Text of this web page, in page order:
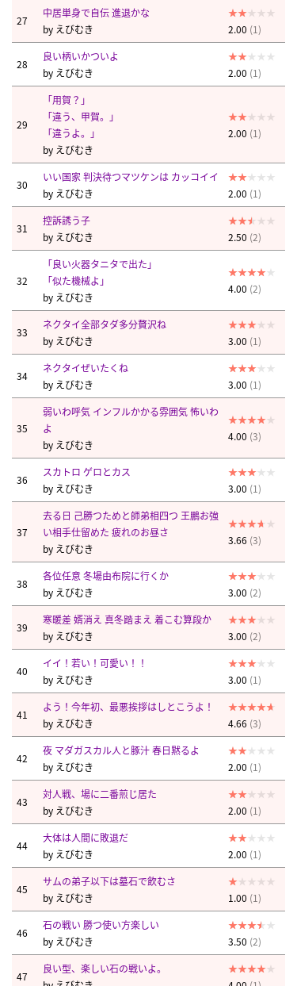
27
中居単身で自伝 進退かな
by えびむき 2.00 (1)
28
良い柄いかついよ
by えびむき 2.00 (1)
29
「用賀？」
「違う、甲賀。」
「違うよ。」
by えびむき
2.00 (1)
30
いい国家 判決待つマツケンは カッコイイ
by えびむき 2.00 (1)
31
控訴誘う子
by えびむき 2.50 (2)
32
「良い火器タニタで出た」
「似た機械よ」
by えびむき
4.00 (2)
33
ネクタイ全部タダ多分贅沢ね
by えびむき 3.00 (1)
34
ネクタイぜいたくね
by えびむき 3.00 (1)
35
弱いわ呼気 インフルかかる雰囲気 怖いわ
よ
by えびむき
4.00 (3)
36
スカトロ ゲロとカス
by えびむき 3.00 (1)
37
去る日 己勝つためと師弟相四つ 王鵬お強
い相手仕留めた 疲れのお昼さ
by えびむき
3.66 (3)
38
各位任意 冬場由布院に行くか
by えびむき 3.00 (2)
39
寒暖差 婿消え 真冬踏まえ 着こむ算段か
by えびむき 3.00 (2)
40
イイ！若い！可愛い！！
by えびむき 3.00 (1)
41
よう！今年初、最悪挨拶はしとこうよ！
by えびむき 4.66 (3)
42
夜 マダガスカル人と豚汁 春日黙るよ
by えびむき 2.00 (1)
43
対人戦、場に二番煎じ居た
by えびむき 2.00 (1)
44
大体は人間に敗退だ
by えびむき 2.00 (1)
45
サムの弟子以下は墓石で飲むさ
by えびむき 1.00 (1)
46
石の戦い 勝つ使い方楽しい
by えびむき 3.50 (2)
47
良い型、楽しい石の戦いよ。